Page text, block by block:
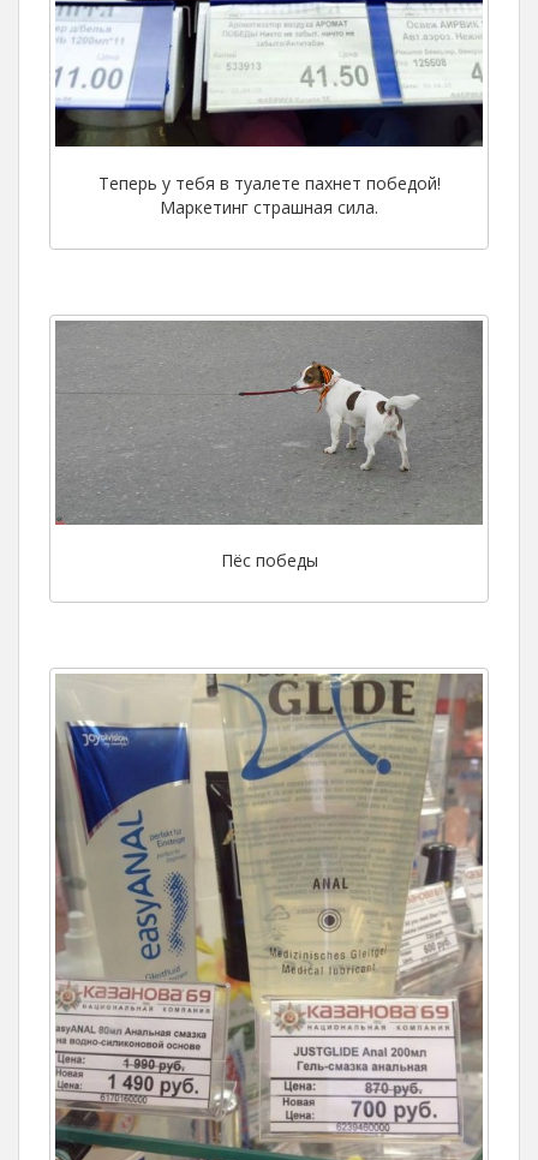
Теперь у тебя в туалете пахнет победой!
Маркетинг страшная сила.
Пёс победы